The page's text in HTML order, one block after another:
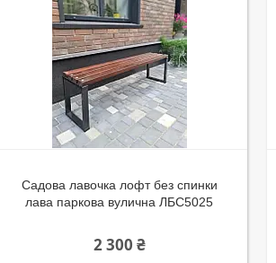
Садова лавочка лофт без спинки
лава паркова вулична ЛБС5025
2 300 ₴